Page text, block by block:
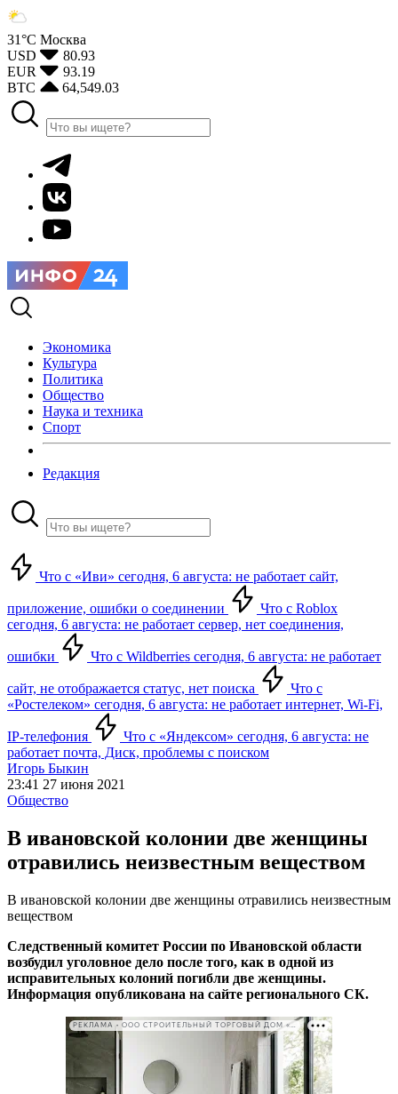
31°С Москва
USD
80.93
EUR
93.19
BTC
64,549.03
Экономика
Культура
Политика
Общество
Наука и техника
Спорт
Редакция
Что с «Иви» сегодня, 6 августа: не работает сайт,
приложение, ошибки о соединении
Что с Roblox
сегодня, 6 августа: не работает сервер, нет соединения,
ошибки Что с Wildberries сегодня, 6 августа: не работает
сайт, не отображается статус, нет поиска
Что с
«Ростелеком» сегодня, 6 августа: не работает интернет, Wi-Fi,
IP-телефония
Что с «Яндексом» сегодня, 6 августа: не
работает почта, Диск, проблемы с поиском
Игорь Быкин
23:41 27 июня 2021
Общество
В ивановской колонии две женщины
отравились неизвестным веществом
В ивановской колонии две женщины отравились неизвестным
веществом
Следственный комитет России по Ивановской области
возбудил уголовное дело после того, как в одной из
исправительных колоний погибли две женщины.
Информация опубликована на сайте регионального СК.
РЕКЛАМА • ООО СТРОИТЕЛЬНЫЙ ТОРГОВЫЙ ДОМ «ПЕТРОВИЧ». ИНН: 7802348846